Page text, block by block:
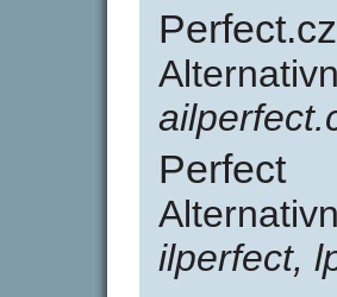
Perfect.cz
Perfect
ilperfect,